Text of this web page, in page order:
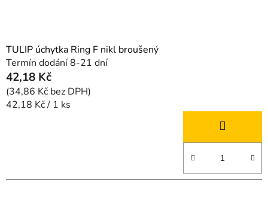
TULIP úchytka Ring F nikl broušený
Termín dodání 8-21 dní
42,18 Kč
(34,86 Kč bez DPH)
Měrná
42,18 Kč / 1 ks